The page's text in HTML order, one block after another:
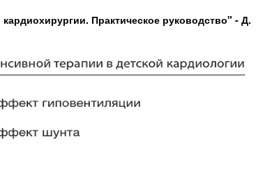
Практическое руководство" - Д.